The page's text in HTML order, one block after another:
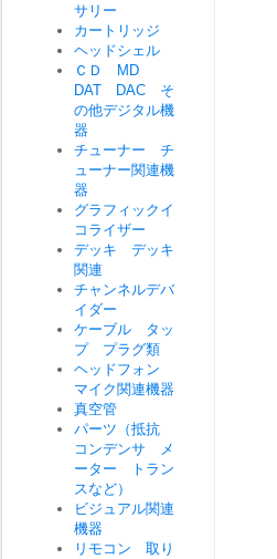
サリー
カートリッジ
ヘッドシェル
ＣＤ MD
DAT DAC そ
の他デジタル機
器
チューナー チ
ューナー関連機
器
グラフィックイ
コライザー
デッキ デッキ
関連
チャンネルデバ
イダー
ケーブル タッ
プ プラグ類
ヘッドフォン
マイク関連機器
真空管
パーツ（抵抗
コンデンサ メ
ーター トラン
スなど）
ビジュアル関連
機器
リモコン 取り